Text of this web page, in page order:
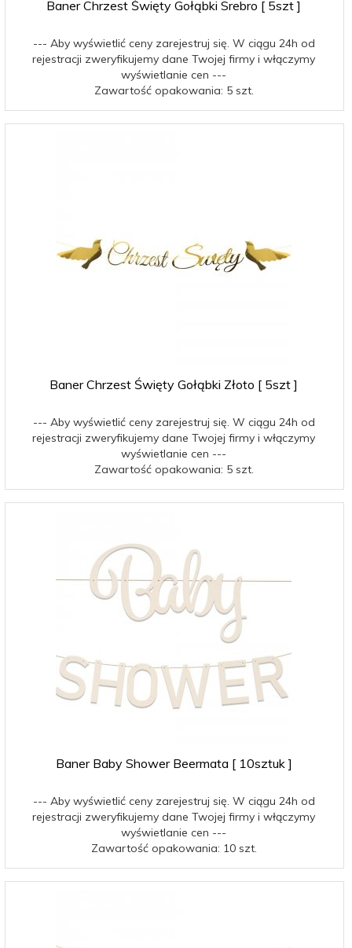
Baner Chrzest Święty Gołąbki Srebro [ 5szt ]
--- Aby wyświetlić ceny zarejestruj się. W ciągu 24h od
rejestracji zweryfikujemy dane Twojej firmy i włączymy
wyświetlanie cen ---
Zawartość opakowania: 5 szt.
Baner Chrzest Święty Gołąbki Złoto [ 5szt ]
--- Aby wyświetlić ceny zarejestruj się. W ciągu 24h od
rejestracji zweryfikujemy dane Twojej firmy i włączymy
wyświetlanie cen ---
Zawartość opakowania: 5 szt.
Baner Baby Shower Beermata [ 10sztuk ]
--- Aby wyświetlić ceny zarejestruj się. W ciągu 24h od
rejestracji zweryfikujemy dane Twojej firmy i włączymy
wyświetlanie cen ---
Zawartość opakowania: 10 szt.